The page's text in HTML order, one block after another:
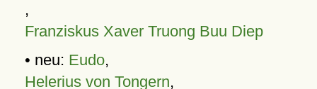
,
Franziskus Xaver Truong Buu Diep
• neu: Eudo,
Helerius von Tongern,